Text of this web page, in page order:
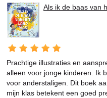
Als ik de baas van
Prachtige illustraties en
alleen voor jonge kinderen. Ik
voor anderstaligen. Dit boek
mijn klas betekent een goed